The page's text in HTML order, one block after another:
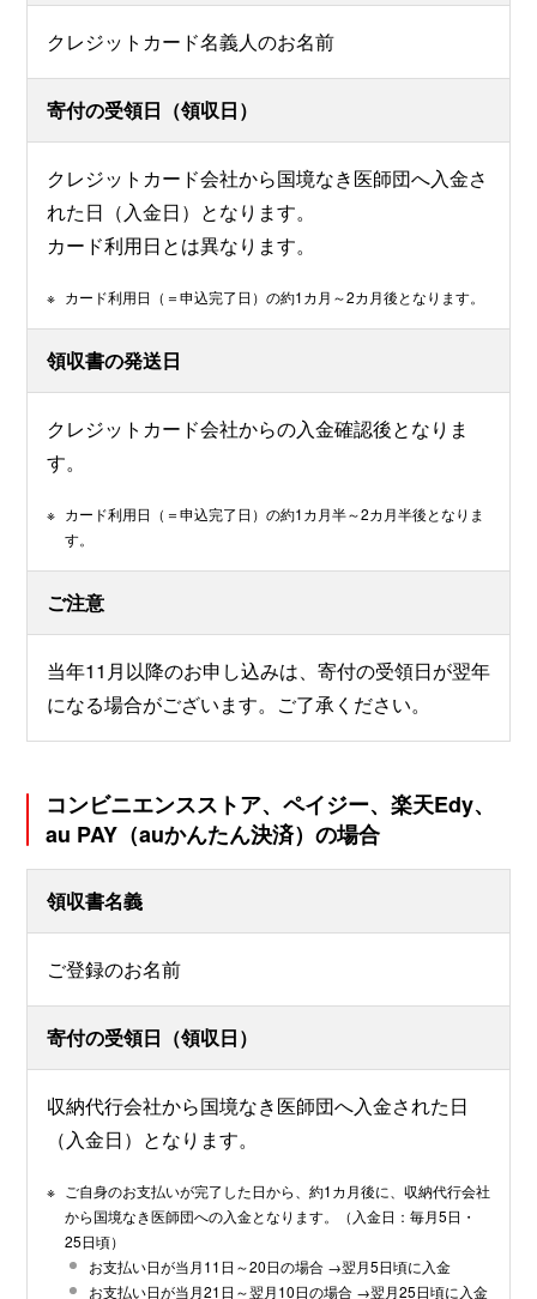
クレジットカード名義人のお名前
寄付の受領日（領収日）
クレジットカード会社から国境なき医師団へ入金さ
れた日（入金日）となります。
カード利用日とは異なります。
※ カード利用日（＝申込完了日）の約1カ月～2カ月後となります。
領収書の発送日
クレジットカード会社からの入金確認後となりま
す。
※ カード利用日（＝申込完了日）の約1カ月半～2カ月半後となりま
す。
ご注意
当年11月以降のお申し込みは、寄付の受領日が翌年
になる場合がございます。ご了承ください。
コンビニエンスストア、ペイジー、楽天Edy、
au PAY（auかんたん決済）の場合
領収書名義
ご登録のお名前
寄付の受領日（領収日）
収納代行会社から国境なき医師団へ入金された日
（入金日）となります。
※ ご自身のお支払いが完了した日から、約1カ月後に、収納代行会社
から国境なき医師団への入金となります。（入金日：毎月5日・
25日頃）
お支払い日が当月11日～20日の場合 →翌月5日頃に入金
お支払い日が当月21日～翌月10日の場合 →翌月25日頃に入金